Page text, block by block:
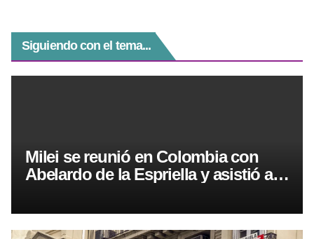
Siguiendo con el tema...
Milei se reunió en Colombia con
Abelardo de la Espriella y asistió a